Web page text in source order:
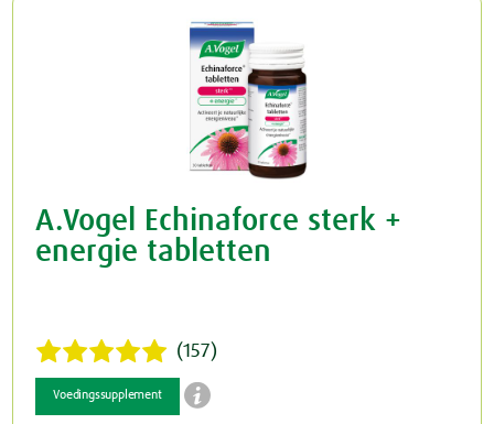
A.Vogel Echinaforce sterk +
energie tabletten
(157)
Voedingssupplement 